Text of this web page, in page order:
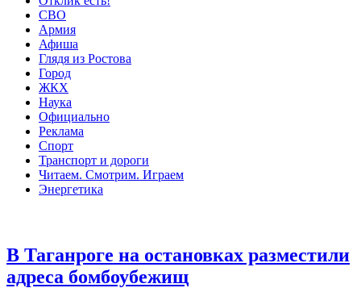
СВО
Армия
Афиша
Глядя из Ростова
Город
ЖКХ
Наука
Официально
Реклама
Спорт
Транспорт и дороги
Читаем. Смотрим. Играем
Энергетика
В Таганроге на остановках разместили
адреса бомбоубежищ